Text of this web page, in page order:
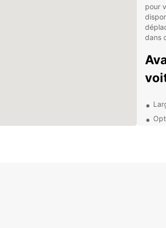
pour
dans